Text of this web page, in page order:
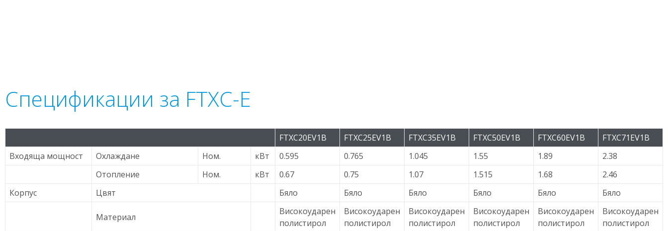
Спецификации за FTXC-E
FTXC20EV1B FTXC25EV1B FTXC35EV1B FTXC50EV1B FTXC60EV1B
FTXC71EV1B
Входяща мощност
Охлаждане Ном. кВт 0.595 0.765 1.045 1.55 1.89
2.38
Отопление
Ном. кВт 0.67 0.75 1.07 1.515 1.68
2.46
Корпус
Цвят Бяло Бяло Бяло Бяло Бяло Бяло
Материал
Високоударен
полистирол
Високоударен
полистирол
Високоударен
полистирол
Високоударен
полистирол
Високоударен
полистирол
Високоударен
полистирол